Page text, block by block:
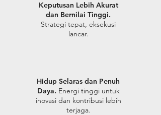
Keputusan Lebih Akurat
dan Bernilai Tinggi.
Strategi tepat, eksekusi
lancar.
Hidup Selaras dan Penuh
Daya. Energi tinggi untuk
inovasi dan kontribusi lebih
terjaga.